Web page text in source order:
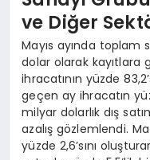
ve Diğer
Mayıs ayında toplam
dolar olarak kayıtlara
ihracatının yüzde
geçen ay ihracatın
milyar dolarlık dış
azalış gözlemlendi.
yüzde 2,6’sını